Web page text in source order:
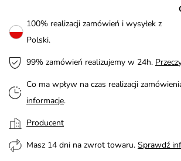
100% realizacji zamówień i wysyłek z
Polski.
99% zamówień realizujemy w 24h.
Co ma wpływ na czas realizacji
informacje.
Producent
Masz 14 dni na zwrot towaru. Sprawdź